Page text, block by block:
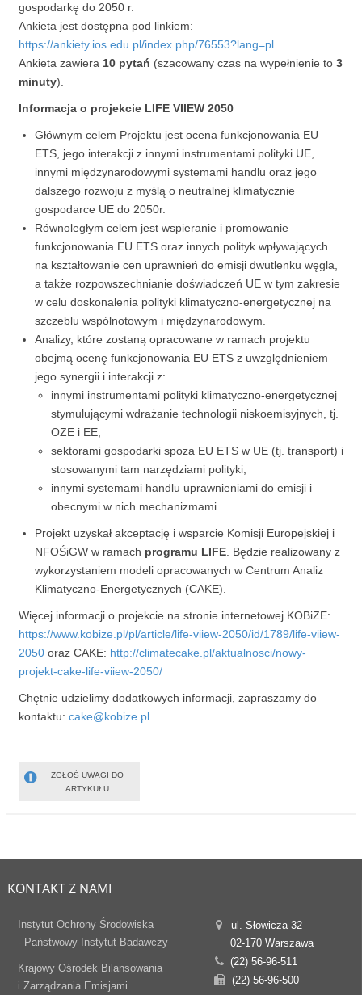
gospodarkę do 2050 r.
Ankieta jest dostępna pod linkiem:
https://ankiety.ios.edu.pl/index.php/76553?lang=pl
Ankieta zawiera 10 pytań (szacowany czas na wypełnienie to 3
minuty).
Informacja o projekcie LIFE VIIEW 2050
Głównym celem Projektu jest ocena funkcjonowania EU
ETS, jego interakcji z innymi instrumentami polityki UE,
innymi międzynarodowymi systemami handlu oraz jego
dalszego rozwoju z myślą o neutralnej klimatycznie
gospodarce UE do 2050r.
Równoległym celem jest wspieranie i promowanie
funkcjonowania EU ETS oraz innych polityk wpływających
na kształtowanie cen uprawnień do emisji dwutlenku węgla,
a także rozpowszechnianie doświadczeń UE w tym zakresie
w celu doskonalenia polityki klimatyczno-energetycznej na
szczeblu wspólnotowym i międzynarodowym.
Analizy, które zostaną opracowane w ramach projektu
obejmą ocenę funkcjonowania EU ETS z uwzględnieniem
jego synergii i interakcji z:
innymi instrumentami polityki klimatyczno-energetycznej
stymulującymi wdrażanie technologii niskoemisyjnych, tj.
OZE i EE,
sektorami gospodarki spoza EU ETS w UE (tj. transport) i
stosowanymi tam narzędziami polityki,
innymi systemami handlu uprawnieniami do emisji i
obecnymi w nich mechanizmami.
Projekt uzyskał akceptację i wsparcie Komisji Europejskiej i
NFOŚiGW w ramach programu LIFE . Będzie realizowany z
wykorzystaniem modeli opracowanych w Centrum Analiz
Klimatyczno-Energetycznych (CAKE).
Więcej informacji o projekcie na stronie internetowej KOBiZE:
https://www.kobize.pl/pl/article/life-viiew-2050/id/1789/life-viiew-
2050 oraz CAKE: http://climatecake.pl/aktualnosci/nowy-
projekt-cake-life-viiew-2050/
Chętnie udzielimy dodatkowych informacji, zapraszamy do
kontaktu: cake@kobize.pl
ZGŁOŚ UWAGI DO
ARTYKUŁU
KONTAKT Z NAMI
Instytut Ochrony Środowiska
- Państwowy Instytut Badawczy
Krajowy Ośrodek Bilansowania
i Zarządzania Emisjami
ul. Słowicza 32
02-170 Warszawa
(22) 56-96-511
(22) 56-96-500